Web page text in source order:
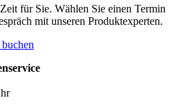
für Sie. Wählen Sie einen Termin
mit unseren Produktexperten.